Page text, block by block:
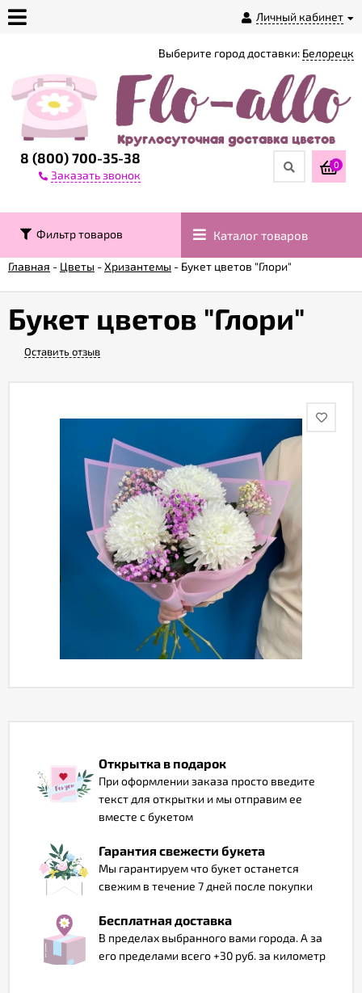
Личный кабинет
магазине
Доставка
Контакты
Гарантии
8 (800) 700-35-38
Заказать звонок
Выберите город доставки: Белорецк
0
Фильтр товаров Каталог товаров
Главная - Цветы -Хризантемы - Букет цветов "Глори"
Букет цветов "Глори"
Оставить отзыв
Открытка в подарок
При оформлении заказа просто введите
текст для открытки и мы отправим ее
вместе с букетом
Гарантия свежести букета
Мы гарантируем что букет останется
свежим в течение 7 дней после покупки
Бесплатная доставка
В пределах выбранного вами города. А за
его пределами всего +30 руб. за километр